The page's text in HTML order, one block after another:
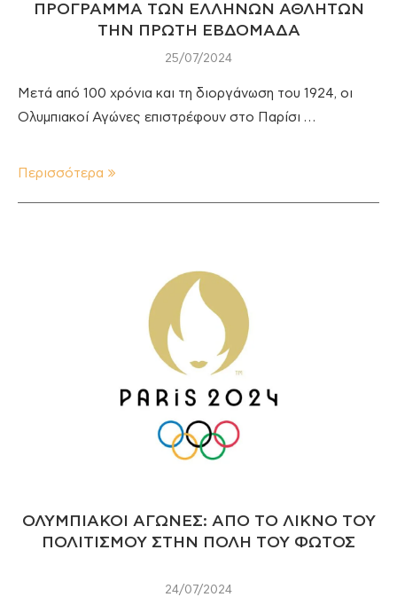
ΠΡΟΓΡΑΜΜΑ ΤΩΝ ΕΛΛΗΝΩΝ ΑΘΛΗΤΩΝ
ΤΗΝ ΠΡΩΤΗ ΕΒΔΟΜΑΔΑ
25/07/2024
Μετά από 100 χρόνια και τη διοργάνωση του 1924, οι
Ολυμπιακοί Αγώνες επιστρέφουν στο Παρίσι …
Περισσότερα
ΟΛΥΜΠΙΑΚΟΙ ΑΓΩΝΕΣ: ΑΠΟ ΤΟ ΛΙΚΝΟ ΤΟΥ
ΠΟΛΙΤΙΣΜΟΥ ΣΤΗΝ ΠΟΛΗ ΤΟΥ ΦΩΤΟΣ
24/07/2024